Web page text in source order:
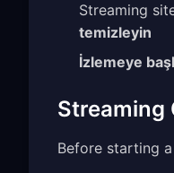
Streaming
temizleyin
İzlemeye
Streaming
Before starting